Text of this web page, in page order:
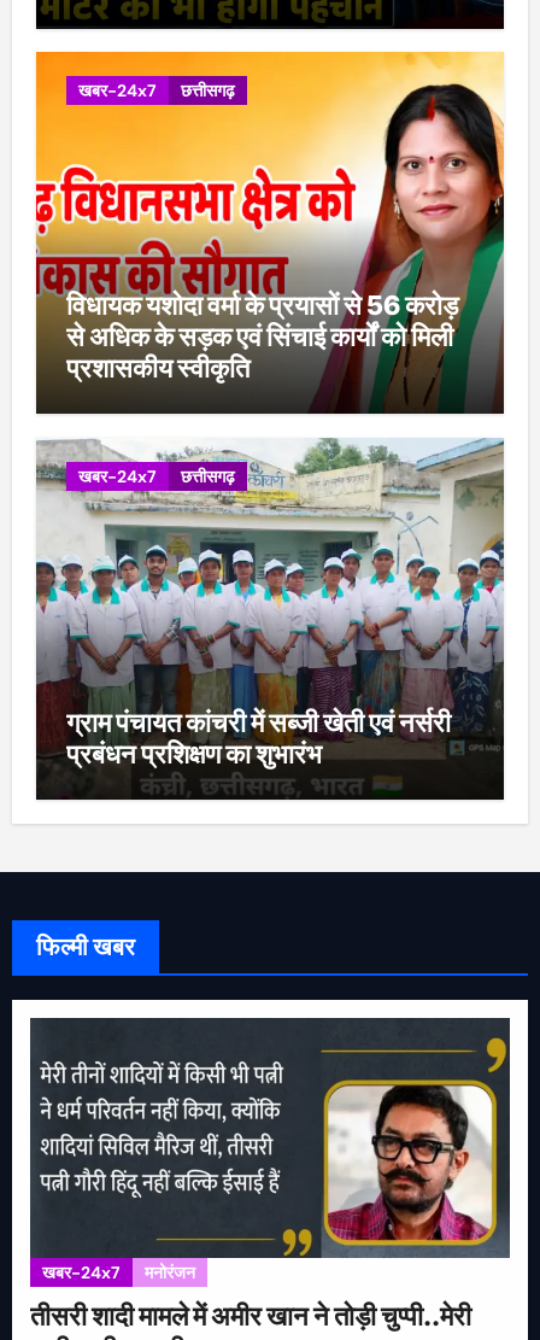
खबर-24x7 छत्तीसगढ़
विधायक यशोदा वर्मा के प्रयासों से 56 करोड़
से अधिक के सड़क एवं सिंचाई कार्यों को मिली
प्रशासकीय स्वीकृति
खबर-24x7 छत्तीसगढ़
ग्राम पंचायत कांचरी में सब्जी खेती एवं नर्सरी
प्रबंधन प्रशिक्षण का शुभारंभ
फिल्मी खबर
खबर-24x7 मनोरंजन
तीसरी शादी मामले में अमीर खान ने तोड़ी चुप्पी..मेरी